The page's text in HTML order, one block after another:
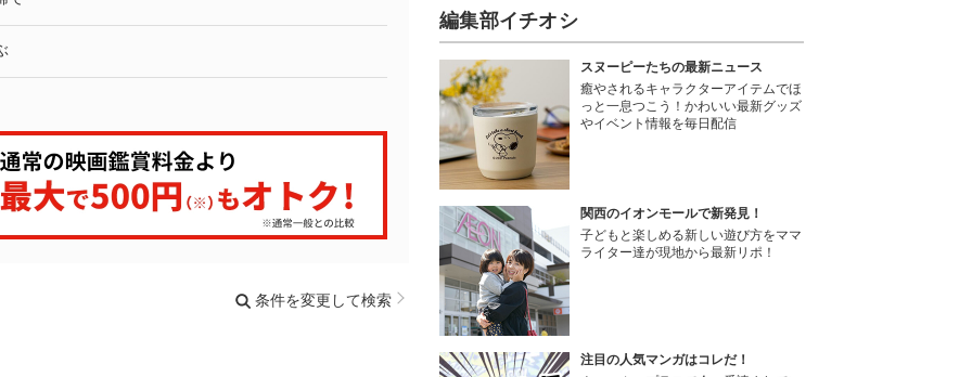
条件を変更して検索
編集部イチオシ
スヌーピーたちの最新ニュース
癒やされるキャラクターアイテムでほ
っと一息つこう！かわいい最新グッズ
やイベント情報を毎日配信
関西のイオンモールで新発見！
子どもと楽しめる新しい遊び方をママ
ライター達が現地から最新リポ！
注目の人気マンガはコレだ！